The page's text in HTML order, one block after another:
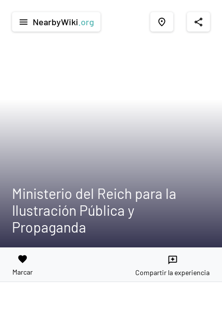
menu NearbyWiki .org place share
Ministerio del Reich para la
Ilustración Pública y
Propaganda
favorite
Marcar
reviews
Compartir la experiencia